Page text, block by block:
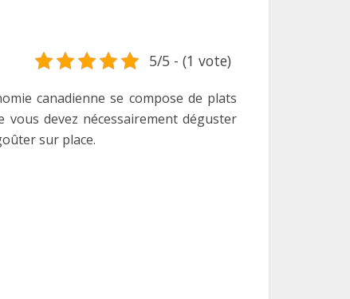
5/5 - (1 vote)
canadienne se compose de plats
devez nécessairement déguster
sur place.